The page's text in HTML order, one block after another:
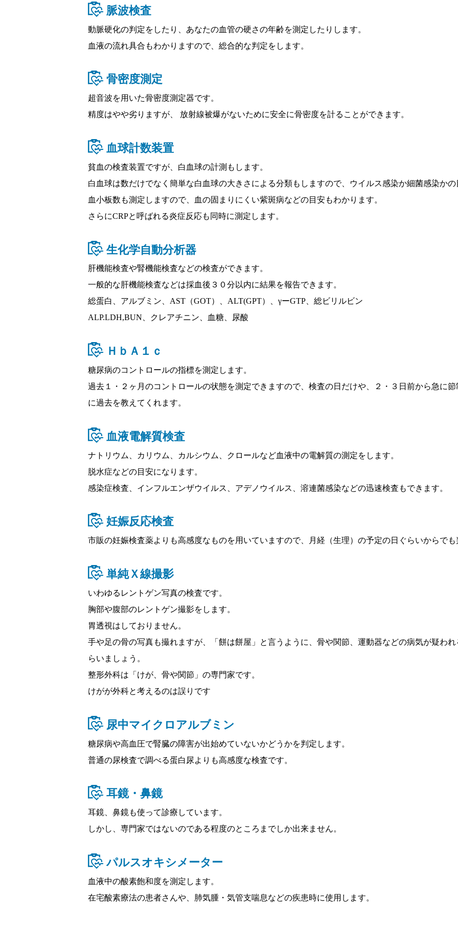
脈波検査
動脈硬化の判定をしたり、あなたの血管の硬さの年齢を測定したりします。
血液の流れ具合もわかりますので、総合的な判定をします。
骨密度測定
超音波を用いた骨密度測定器です。
精度はやや劣りますが、 放射線被爆がないために安全に骨密度を計ることができます。
血球計数装置
貧血の検査装置ですが、白血球の計測もします。
白血球は数だけでなく簡単な白血球の大きさによる分類もしますので、ウイルス感染か細菌感染かの
血小板数も測定しますので、血の固まりにくい紫斑病などの目安もわかります。
さらにCRPと呼ばれる炎症反応も同時に測定します。
生化学自動分析器
肝機能検査や腎機能検査などの検査ができます。
一般的な肝機能検査などは採血後３０分以内に結果を報告できます。
総蛋白、アルブミン、AST（GOT）、ALT(GPT）、γーGTP、総ビリルビン
ALP.LDH,BUN、クレアチニン、血糖、尿酸
ＨｂＡ１ｃ
糖尿病のコントロールの指標を測定します。
過去１・２ヶ月のコントロールの状態を測定できますので、検査の日だけや、２・３日前から急に
に過去を教えてくれます。
血液電解質検査
ナトリウム、カリウム、カルシウム、クロールなど血液中の電解質の測定をします。
脱水症などの目安になります。
感染症検査、インフルエンザウイルス、アデノウイルス、溶連菌感染などの迅速検査もできます。
妊娠反応検査
市販の妊娠検査薬よりも高感度なものを用いていますので、月経（生理）の予定の日ぐらいからでも
単純Ｘ線撮影
いわゆるレントゲン写真の検査です。
胸部や腹部のレントゲン撮影をします。
胃透視はしておりません。
手や足の骨の写真も撮れますが、「餅は餅屋」と言うように、骨や関節、運動器などの病気が疑わ
らいましょう。
整形外科は「けが、骨や関節」の専門家です。
けがが外科と考えるのは誤りです
尿中マイクロアルブミン
糖尿病や高血圧で腎臓の障害が出始めていないかどうかを判定します。
普通の尿検査で調べる蛋白尿よりも高感度な検査です。
耳鏡・鼻鏡
耳鏡、鼻鏡も使って診療しています。
しかし、専門家ではないのである程度のところまでしか出来ません。
パルスオキシメーター
血液中の酸素飽和度を測定します。
在宅酸素療法の患者さんや、肺気腫・気管支喘息などの疾患時に使用します。